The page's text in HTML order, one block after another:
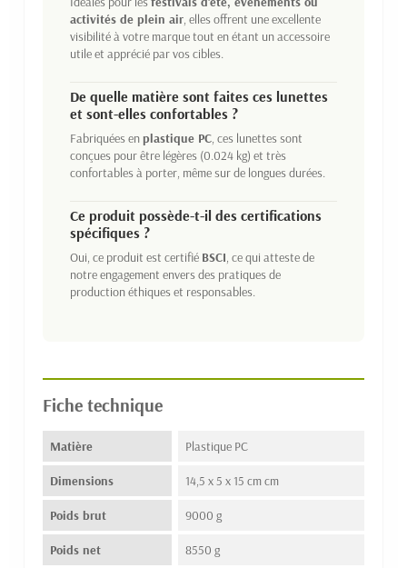
activités de plein air, elles offrent une excellente
visibilité à votre marque tout en étant un accessoire
utile et apprécié par vos cibles.
De quelle matière sont faites ces lunettes
et sont-elles confortables ?
Fabriquées enplastique PC, ces lunettes sont
conçues pour être légères (0.024 kg) et très
confortables à porter, même sur de longues durées.
Ce produit possède-t-il des certifications
spécifiques ?
Oui, ce produit est certifié BSCI, ce qui atteste de
notre engagement envers des pratiques de
production éthiques et responsables.
Fiche technique
Matière Plastique PC
Dimensions 14,5 x 5 x 15 cm cm
Poids brut 9000 g
Poids net 8550 g